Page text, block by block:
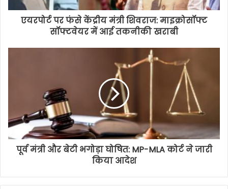
एयरपोर्ट पर फंसे केंद्रीय मंत्री शिवराज: माइक्रोसॉफ्ट
सॉफ्टवेयर में आई तकनीकी खराबी
पूर्व मंत्री और बेटी भगोड़ा घोषित: MP-MLA कोर्ट ने जारी
किया आदेश